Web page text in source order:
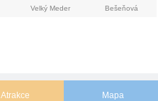
Velký Meder Bešeňová
Atrakce Mapa